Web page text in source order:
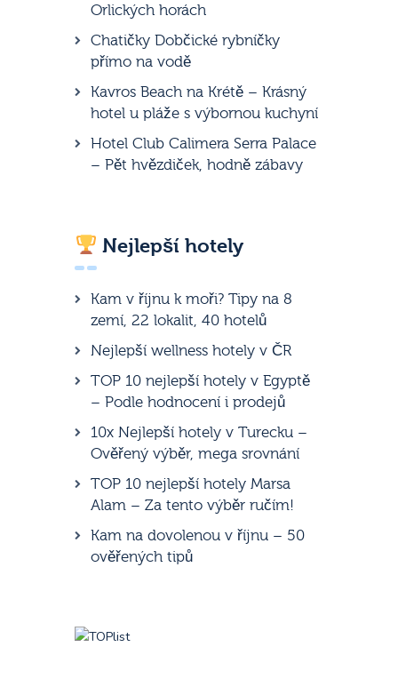
Orlických horách
Chatičky Dobčické rybníčky
přímo na vodě
Kavros Beach na Krétě – Krásný
hotel u pláže s výbornou kuchyní
Hotel Club Calimera Serra Palace
– Pět hvězdiček, hodně zábavy
Nejlepší hotely
Kam v říjnu k moři? Tipy na 8
zemí, 22 lokalit, 40 hotelů
Nejlepší wellness hotely v ČR
TOP 10 nejlepší hotely v Egyptě
– Podle hodnocení i prodejů
10x Nejlepší hotely v Turecku –
Ověřený výběr, mega srovnání
TOP 10 nejlepší hotely Marsa
Alam – Za tento výběr ručím!
Kam na dovolenou v říjnu – 50
ověřených tipů